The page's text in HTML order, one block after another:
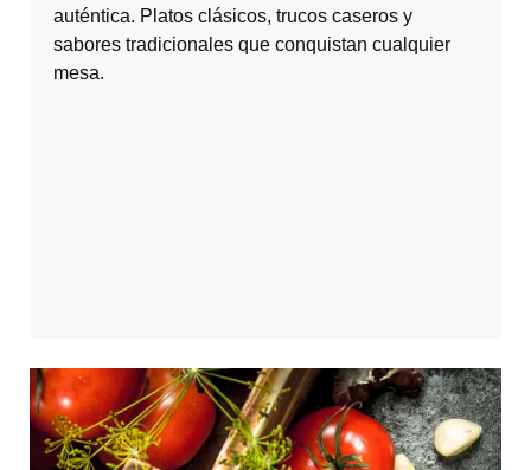
auténtica. Platos clásicos, trucos caseros y
sabores tradicionales que conquistan cualquier
mesa.